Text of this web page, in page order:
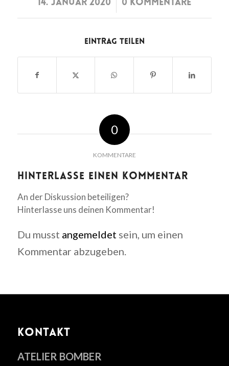
14. JANUAR 2020
/ 0 KOMMENTARE
Eintrag teilen
0
KOMMENTARE
Hinterlasse einen Kommentar
An der Diskussion beteiligen?
Hinterlasse uns deinen Kommentar!
Du musst angemeldet sein, um einen
Kommentar abzugeben.
KONTAKT
ATELIER BOMBER